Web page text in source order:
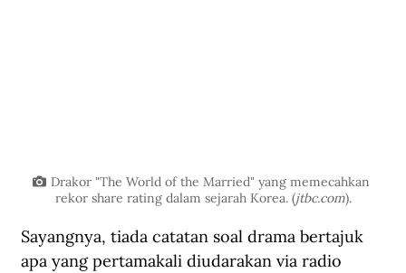
Drakor "The World of the Married" yang memecahkan
rekor share rating dalam sejarah Korea. (jtbc.com).
Sayangnya, tiada catatan soal drama bertajuk
apa yang pertamakali diudarakan via radio